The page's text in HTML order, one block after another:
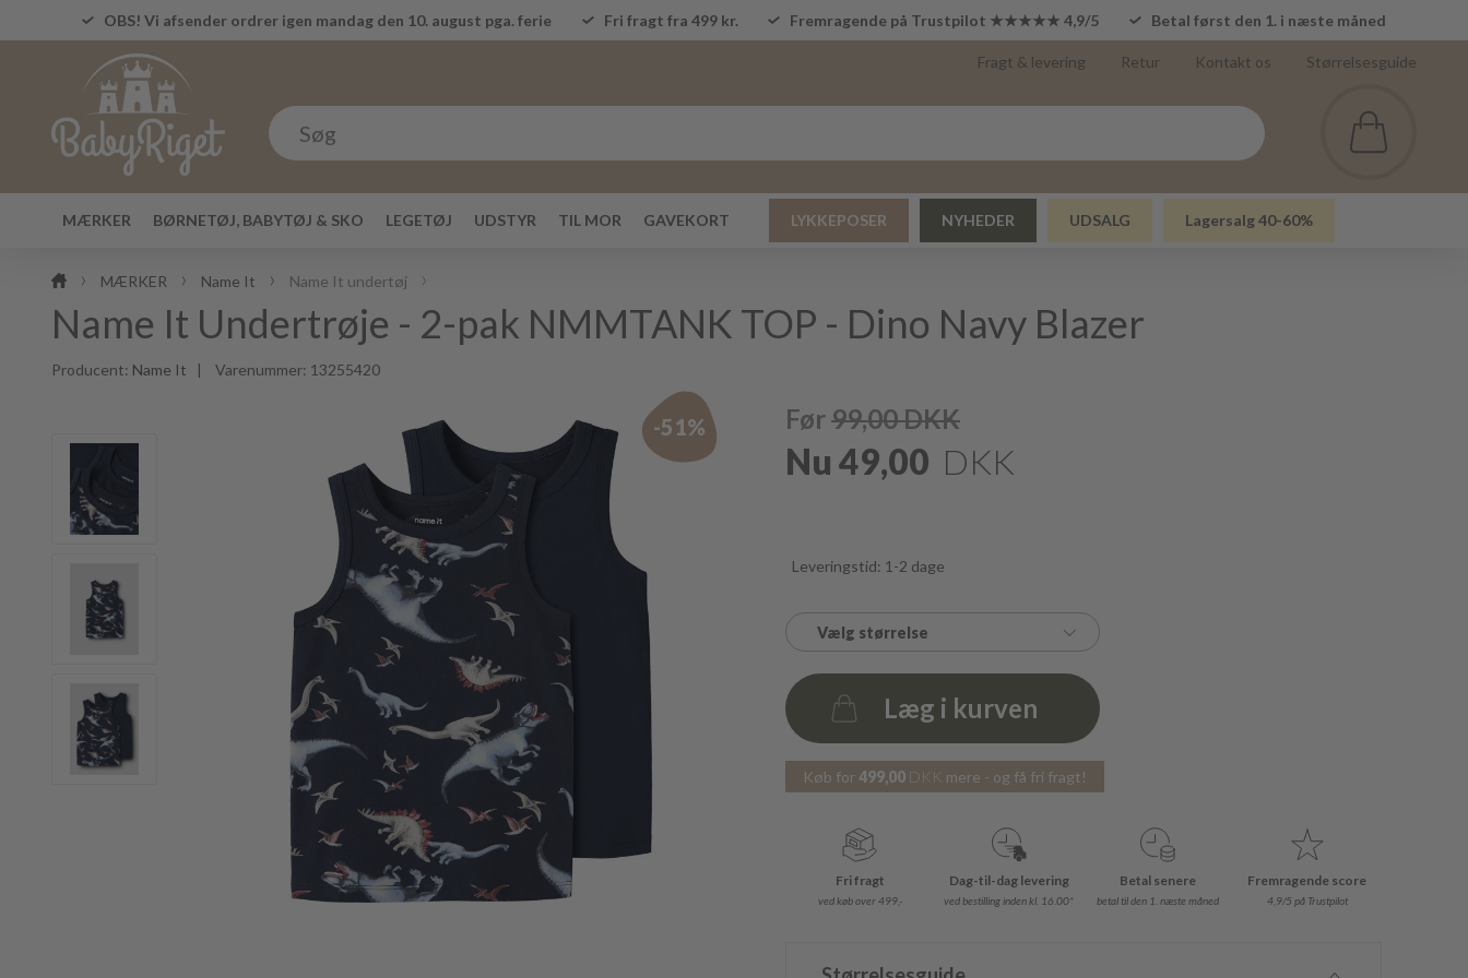
OBS! Vi afsender ordrer igen mandag den 10. august pga. ferie Fri fragt fra 499 kr. Fremragende på Trustpilot ★★★★★ 4,9/5 Betal først den 1. i næste måned
Fragt & levering Retur Kontakt os Størrelsesguide
MÆRKER BØRNETØJ, BABYTØJ & SKO LEGETØJ UDSTYR TIL MOR GAVEKORT LYKKEPOSER NYHEDER UDSALG Lagersalg 40-60%
MÆRKER Name It Name It undertøj
Name It Undertrøje - 2-pak NMMTANK TOP - Dino Navy Blazer
Producent: Name It | Varenummer: 13255420
-51% Før99,00DKK
Nu 49,00 DKK
Leveringstid: 1-2 dage
Vælg størrelse
Antal
Læg i kurven
Køb for499,00 DKK mere - og få fri fragt!
Fri fragt
ved køb over 499,-
Dag-til-dag levering
ved bestilling inden kl. 16.00*
Betal senere
betal til den 1. næste måned
Fremragende score
4,9/5 på Trustpilot